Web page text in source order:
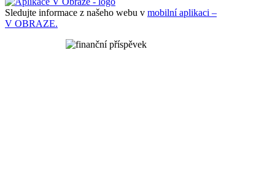
Sledujte informace z našeho webu v mobilní aplikaci –
V OBRAZE.